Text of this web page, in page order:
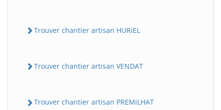
Trouver chantier artisan HURiEL
Trouver chantier artisan VENDAT
Trouver chantier artisan PREMiLHAT